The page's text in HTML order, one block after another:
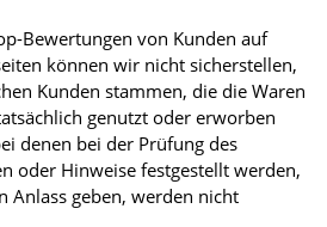
Bewertungen von Kunden auf
können wir nicht sicherstellen,
Kunden stammen, die die Waren
genutzt oder erworben
denen bei der Prüfung des
oder Hinweise festgestellt werden,
Anlass geben, werden nicht